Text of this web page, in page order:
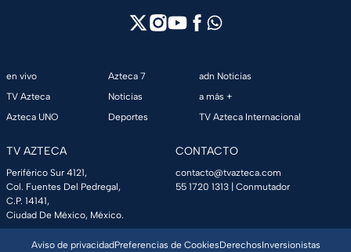
en vivo
TV Azteca
Azteca UNO
Azteca 7
Noticias
Deportes
adn Noticias
a más +
TV Azteca Internacional
TV AZTECA
Periférico Sur 4121,
Col. Fuentes Del Pedregal,
C.P. 14141,
Ciudad De México, México.
CONTACTO
contacto@tvazteca.com
55 1720 1313 | Conmutador
Aviso de privacidadPreferencias de CookiesDerechosInversionistas